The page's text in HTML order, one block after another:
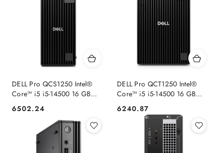
DELL Pro QCS1250 Intel®
Core™ i5 i5-14500 16 GB
DDR5-SDRAM 512 GB SSD
Windows 11 Pro Wąski PC
PC Czarny Dell
Cena:
6502.24
DELL Pro QCT1250 Intel®
Core™ i5 i5-14500 16 GB
DDR5-SDRAM 512 GB SSD
Windows 11 Pro Tower PC
Cena:
6240.87